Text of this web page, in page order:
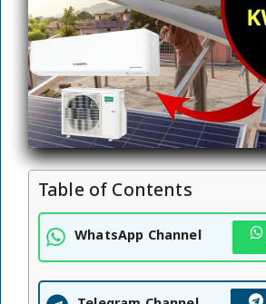
Table of Contents
WhatsApp Channel